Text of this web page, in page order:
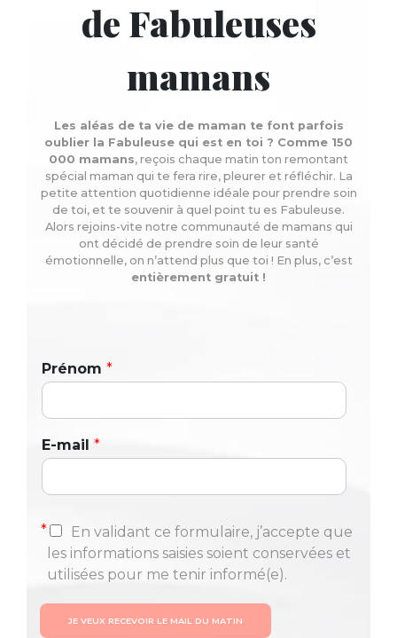
de Fabuleuses
mamans
Les aléas de ta vie de maman te font parfois
oublier la Fabuleuse qui est en toi ? Comme 150
000 mamans, reçois chaque matin ton remontant
spécial maman qui te fera rire, pleurer et réfléchir. La
petite attention quotidienne idéale pour prendre soin
de toi, et te souvenir à quel point tu es Fabuleuse.
Alors rejoins-vite notre communauté de mamans qui
ont décidé de prendre soin de leur santé
émotionnelle, on n’attend plus que toi ! En plus, c’est
entièrement gratuit !
Prénom *
E-mail *
*
En validant ce formulaire, j’accepte que
les informations saisies soient conservées et
utilisées pour me tenir informé(e).
JE VEUX RECEVOIR LE MAIL DU MATIN